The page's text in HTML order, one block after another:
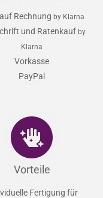
Rechnung by Klarna
und Ratenkauf by
Klarna
Vorkasse
PayPal
Vorteile
Fertigung für